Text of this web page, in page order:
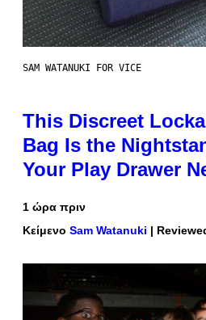
SAM WATANUKI FOR VICE
This Discreet
Bag Is the
Your Play Drawer
1 ώρα πριν
Κείμενο Sam Watanuki |